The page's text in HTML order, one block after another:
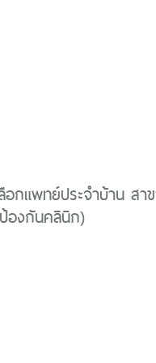
กแพทย์ประจำบ้าน สา
องกันคลินิก)